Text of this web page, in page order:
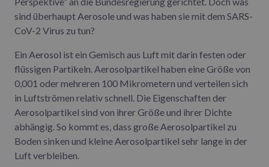
sind überhaupt Aerosole und was haben sie mit dem SARS-
CoV-2 Virus zu tun?
Ein Aerosol ist ein Gemisch aus Luft mit darin festen oder
flüssigen Partikeln. Aerosolpartikel haben eine Größe von
0,001 oder mehreren 100 Mikrometern und verteilen sich
in Luftströmen relativ schnell. Die Eigenschaften der
Aerosolpartikel sind von ihrer Größe und ihrer Dichte
abhängig. So kommt es, dass große Aerosolpartikel zu
Boden sinken und kleine Aerosolpartikel sehr lange in der
Luft verbleiben.